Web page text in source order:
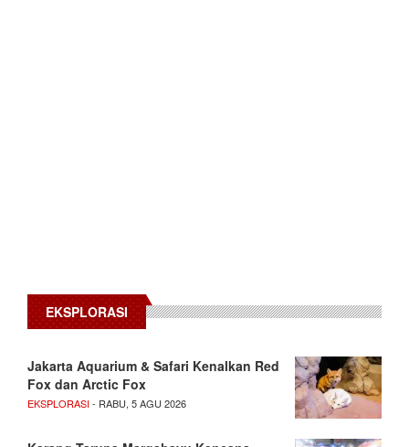
EKSPLORASI
Jakarta Aquarium & Safari Kenalkan Red
Fox dan Arctic Fox
EKSPLORASI- RABU, 5 AGU 2026